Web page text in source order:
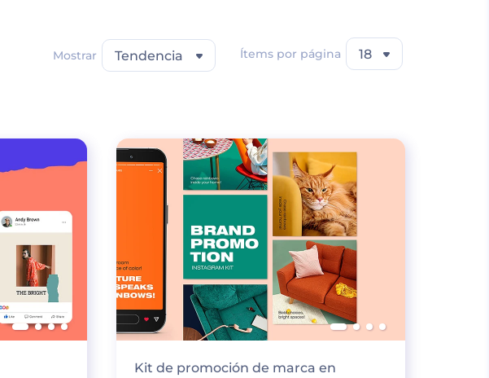
Mostrar Tendencia Ítems por página 18
Kit de promoción de marca en